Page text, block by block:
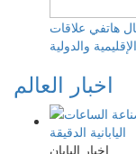
هاتفي علاقات
والدولية
اخبار العالم
اخبار اليابان